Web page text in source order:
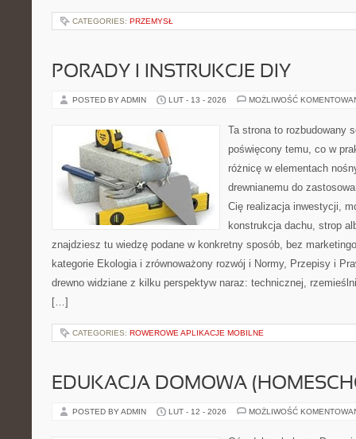
CATEGORIES: PRZEMYSŁ
PORADY I INSTRUKCJE DIY
POSTED BY ADMIN LUT - 13 - 2026 MOŻLIWOŚĆ
Ta strona to rozbudowany
poświęcony temu, co w
różnicę w elementach
drewnianemu do
Cię realizacja inwestycji,
konstrukcja dachu, strop
znajdziesz tu wiedzę podane w konkretny sposób, bez
kategorie Ekologia i zrównoważony rozwój i Normy, Przepisy i
drewno widziane z kilku perspektyw naraz: technicznej,
[…]
CATEGORIES: ROWEROWE APLIKACJE MOBILNE
EDUKACJA DOMOWA
POSTED BY ADMIN LUT - 12 - 2026 MOŻLIWOŚĆ